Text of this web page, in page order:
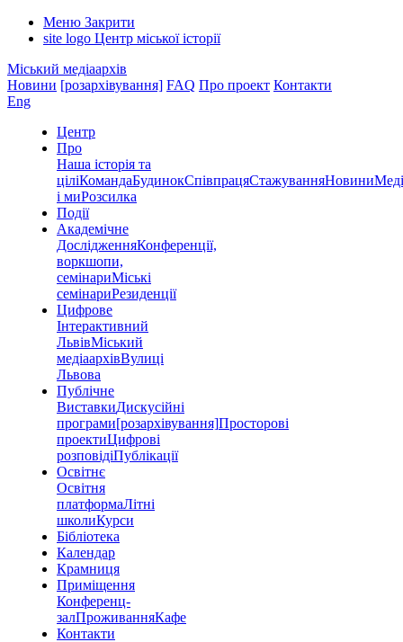
Меню Закрити
site logo Центр міської історії
Міський медіаархів
Новини [розархівування] FAQ Про проект Контакти
Eng
Центр
Про
Наша історія та
ціліКомандаБудинокСпівпрацяСтажуванняНовини
і миРозсилка
Події
Академічне
ДослідженняКонференції,
воркшопи,
семінариМіські
семінариРезиденції
Цифрове
Інтерактивний
ЛьвівМіський
медіаархівВулиці
Львова
Публічне
ВиставкиДискусійні
програми[розархівування]Просторові
проектиЦифрові
розповідіПублікації
Освітнє
Освітня
платформаЛітні
школиКурси
Бібліотека
Календар
Крамниця
Приміщення
Конференц-
залПроживанняКафе
Контакти